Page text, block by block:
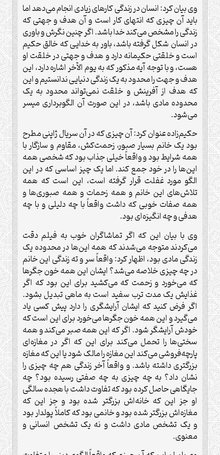
وی بیان کرد: انسان در زندگی کارهای زیادی انجام می‌دهد اما
باید آن چیزی که انتهای کار است و آن هدف و جهتی که
زندگی را مشخص می‌کند خدا باشد. اگر چنین نگرش و باوری
در انسان شکل گرفته باشد، باور به خدایی که خالق حکیم
است و خلقتی حکیمانه دارد و هدف و جهتی در خلقت او
هست، و با توجه آیه مذکور که به یوم الآخر اشاره دارد، این
هدف و جهت را محدود به یک زندگی دنیایی ندانستیم و این
که هدف از آفرینش و خلقت نمی‌تواند محدود به یک
محدوده مادی باشد، در این صورت آن الگوبرداری میسر
می‌شود.
حکیم‌زاده عنوان کرد: آن چیزی که در آن سریال ژاپنی مطرح
بود یک خانم بسیار صبور، زحمت‌کش، مقاوم و سازگار با
همه شرایط بود و واقعاً خیلی جذاب بود که شخصی همه
این‌ها را در خود جمع کند. اما یک چیز اساسی که در این
الگو مورد غفلت قرار گرفته است، این است که همه
تلاش‌های این خانم و همه زحمات و همه صبوری‌ها و
همه صفات خوبی که داشت واقعاً با چه دلیلی و با چه
هدفی و چه انگیزه‌ای بود.
وی با بیان این که اگر تماشاگران خوب به فیلم دقت
می‌کردند متوجه می‌شدند که همه این‌ها در محدوده یک
زندگی مادی بود، اظهار کرد: واقعاً سر و ته زندگی این خانم
در چه چیزی خلاصه می‌شد؟ ایشان این همه خون جگرها
که می‌خورد و زحمت که می‌کشید برای این بود که اگر
غذایش یک مدت ترب سفید است به ماهی تبدیل بشود.
اگر فرض کنید که ایشان آرایشگری را دارد پیش کسی یاد
می‌گیرد و این همه خون جگرها می‌خورد برای این است که
خودش آرایشگر شود. اگر که این همه صبر می‌کند و همه
سختی‌ها را تحمل می‌کند برای این که اگر در مغازه‌ای
پارچه‌فروشی می‌کند این مغازه را مالک شود یا این که مغازه
بزرگتری داشته باشد. و واقعاً آخر زندگی هم چه چیزی را
نشان داد؟ به چه چیزی به چه صفتی رسیده بود؟ چه
جایگاهی حاصل کرده بود که تفاوت داشت با هجده سالگی
او جز این که خانه‌اش بزرگتر شده بود و جز این که
مغازه‌اش بزرگتر شده بود و خانمی بود که کاملاً پولدار بود
و یک تشخص مادی داشت و نه یک تشخص انسانی و
معنوی.